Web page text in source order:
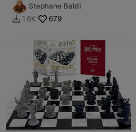
Stephane Baldi
 1.6K 679